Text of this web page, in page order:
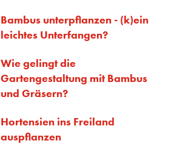
Bambus unterpflanzen - (k)ein
leichtes Unterfangen?
Wie gelingt die
Gartengestaltung mit Bambus
und Gräsern?
Hortensien ins Freiland
auspflanzen